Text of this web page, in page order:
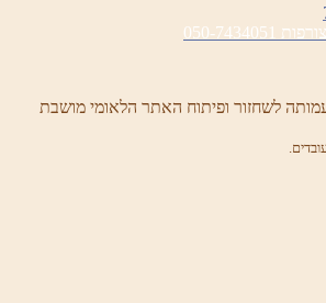
7434051
לשחזור ופיתוח האתר הלאומי מושבת